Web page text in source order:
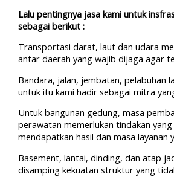
Lalu pentingnya jasa kami untuk
sebagai berikut :
Transportasi darat, laut dan udara
antar daerah yang wajib dijaga agar
Bandara, jalan, jembatan, pelabuhan
untuk itu kami hadir sebagai mitra
Untuk bangunan gedung, masa
perawatan memerlukan tindakan
mendapatkan hasil dan masa layanan
Basement, lantai, dinding, dan atap
disamping kekuatan struktur yang